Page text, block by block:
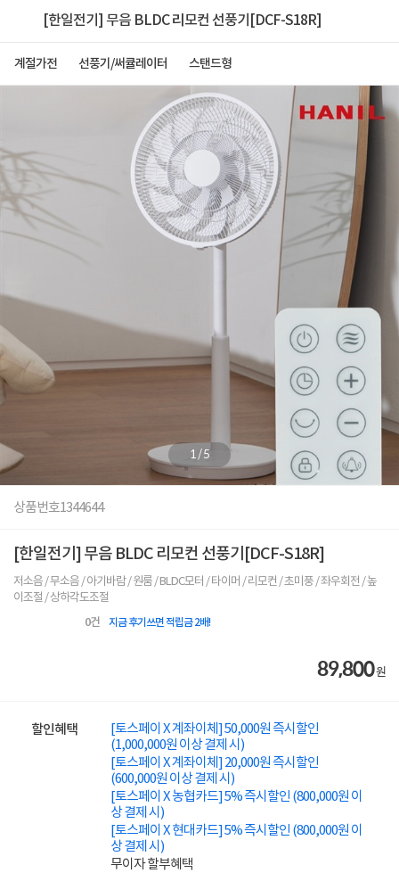
[한일전기] 무음 BLDC 리모컨 선풍기[DCF-S18R]
계절가전 선풍기/써큘레이터 스탠드형
1/5
상품번호1344644
[한일전기] 무음 BLDC 리모컨 선풍기[DCF-S18R]
저소음 / 무소음 / 아기바람 / 원룸 / BLDC모터 / 타이머 / 리모컨 / 초미풍 / 좌우회전 / 높
이조절 / 상하각도조절
0건 지금 후기쓰면 적립금 2배!
89,800원
할인혜택
[토스페이 X 계좌이체] 50,000원 즉시할인
(1,000,000원 이상 결제 시)
[토스페이 X 계좌이체] 20,000원 즉시할인
(600,000원 이상 결제 시)
[토스페이 X 농협카드] 5% 즉시할인 (800,000원 이
상 결제 시)
[토스페이 X 현대카드] 5% 즉시할인 (800,000원 이
상 결제 시)
무이자 할부혜택